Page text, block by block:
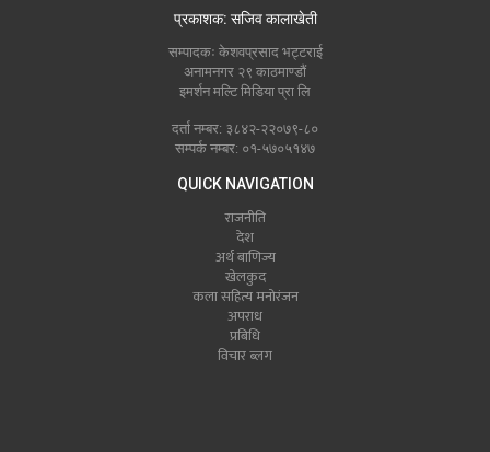
प्रकाशक: सजिव कालाखेती
सम्पादकः केशवप्रसाद भट्टराई
अनामनगर २९ काठमाण्डौं
इमर्शन मल्टि मिडिया प्रा लि
दर्ता नम्बर: ३८४२-२२०७९-८०
सम्पर्क नम्बर: ०१-५७०५१४७
QUICK NAVIGATION
राजनीति
देश
अर्थ बाणिज्य
खेलकुद
कला सहित्य मनोरंजन
अपराध
प्रबिधि
विचार ब्लग